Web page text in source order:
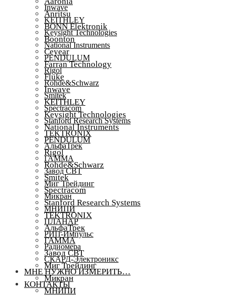
Inwave
KEITHLEY
Keysight Technologies
National Instruments
PENDULUM
Rigol
Rohde&Schwarz
Smitek
Spectracom
Stanford Research Systems
TEKTRONIX
АльфаТрек
ГАММА
Завод СВТ
Миг Трейдинг
Микран
МНИПИ
ПЛАНАР
РИП-Импульс
Радиомера
СКАРД-Электроникс
МНЕ НУЖНО ИЗМЕРИТЬ…
КОНТАКТЫ
Anritsu
BONN Elektronik
Boonton
Ceyear
Farran Technology
Fluke
Inwave
KEITHLEY
Keysight Technologies
National Instruments
PENDULUM
Rigol
Rohde&Schwarz
Smitek
Spectracom
Stanford Research Systems
TEKTRONIX
АльфаТрек
ГАММА
Завод СВТ
Миг Трейдинг
Микран
МНИПИ